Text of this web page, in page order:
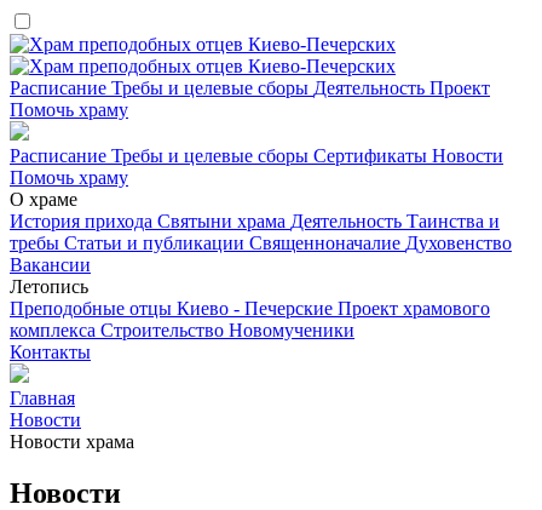
Расписание Требы и целевые сборы Деятельность Проект
Помочь храму
Расписание Требы и целевые сборы Сертификаты Новости
Помочь храму
О храме
История прихода Святыни храма Деятельность Таинства и
требы Статьи и публикации Священноначалие Духовенство
Вакансии
Летопись
Преподобные отцы Киево - Печерские Проект храмового
комплекса Строительство Новомученики
Контакты
Главная
Новости
Новости храма
Новости